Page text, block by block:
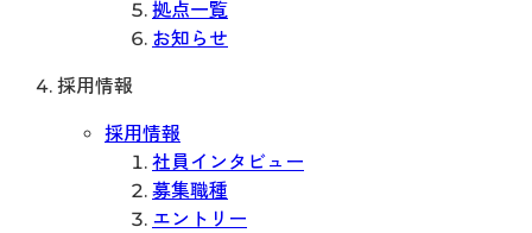
拠点一覧
お知らせ
採用情報
採用情報
社員インタビュー
募集職種
エントリー